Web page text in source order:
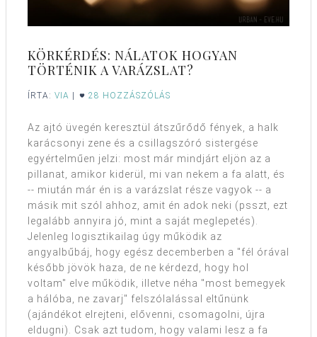
KÖRKÉRDÉS: NÁLATOK HOGYAN
TÖRTÉNIK A VARÁZSLAT?
ÍRTA: VIA 28 HOZZÁSZÓLÁS
Az ajtó üvegén keresztül átszűrődő fények, a halk
karácsonyi zene és a csillagszóró sistergése
egyértelműen jelzi: most már mindjárt eljön az a
pillanat, amikor kiderül, mi van nekem a fa alatt, és
-- miután már én is a varázslat része vagyok -- a
másik mit szól ahhoz, amit én adok neki (psszt, ezt
legalább annyira jó, mint a saját meglepetés).
Jelenleg logisztikailag úgy működik az
angyalbűbáj, hogy egész decemberben a "fél órával
később jövök haza, de ne kérdezd, hogy hol
voltam" elve működik, illetve néha "most bemegyek
a hálóba, ne zavarj" felszólalással eltűnünk
(ajándékot elrejteni, elővenni, csomagolni, újra
eldugni). Csak azt tudom, hogy valami lesz a fa